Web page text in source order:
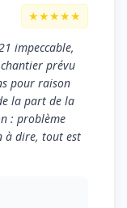
★★★★★
impeccable,
prévu
pour raison
la part de la
: problème
à dire, tout est